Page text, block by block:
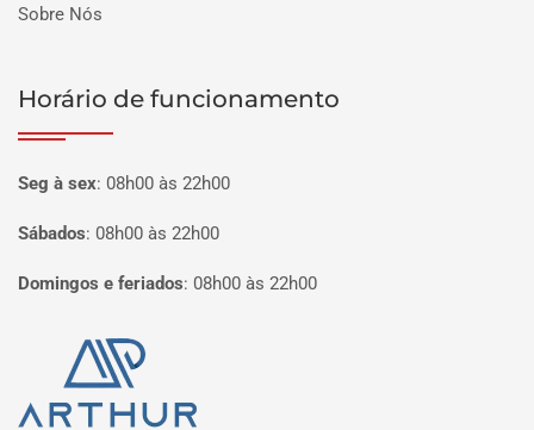
Sobre Nós
Horário de funcionamento
Seg à sex: 08h00 às 22h00
Sábados: 08h00 às 22h00
Domingos e feriados: 08h00 às 22h00
Página inicial